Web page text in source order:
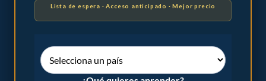
Lista de espera · Acceso anticipado · Mejor precio